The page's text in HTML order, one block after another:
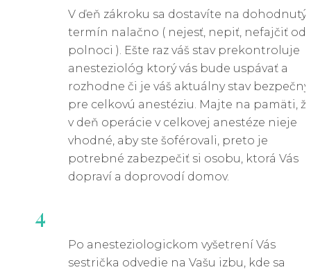
V ďeň zákroku sa dostavíte na dohodnutý
termín nalačno ( nejesť, nepiť, nefajčiť od
polnoci ). Ešte raz váš stav prekontroluje
anesteziológ ktorý vás bude uspávať a
rozhodne či je váš aktuálny stav bezpečný
pre celkovú anestéziu. Majte na pamäti,
v deň operácie v celkovej anestéze nieje
vhodné, aby ste šoférovali, preto je
potrebné zabezpečiť si osobu, ktorá Vás
dopraví a doprovodí domov.
4
Po anesteziologickom vyšetrení Vás
sestrička odvedie na Vašu izbu, kde sa